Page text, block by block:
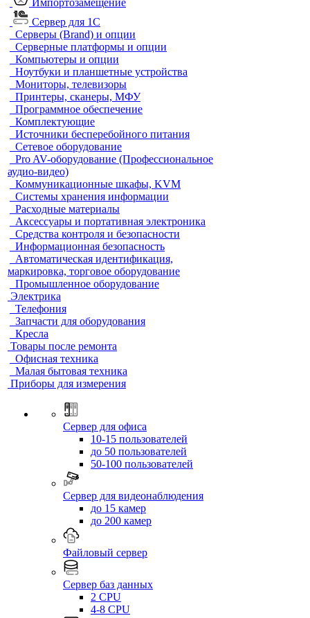
Импортозамещение
Сервер для 1С
Серверы (Brand) и опции
Серверные платформы и опции
Компьютеры и опции
Ноутбуки и планшетные устройства
Мониторы, телевизоры
Принтеры, сканеры, МФУ
Программное обеспечение
Комплектующие
Источники бесперебойного питания
Сетевое оборудование
Pro AV-оборудование (Профессиональное
аудио-видео)
Коммуникационные шкафы, KVM
Системы хранения информации
Расходные материалы
Аксессуары и портативная электроника
Средства контроля и безопасности
Информационная безопасность
Автоматическая идентификация,
маркировка, торговое оборудование
Промышленное оборудование
Электрика
Телефония
Запчасти для оборудования
Кресла
Товары после ремонта
Офисная техника
Малая бытовая техника
Приборы для измерения
Сервер для офиса
10-15 пользователей
до 50 пользователей
50-100 пользователей
Сервер для видеонаблюдения
до 15 камер
до 200 камер
Файловый сервер
Сервер баз данных
2 CPU
4-8 CPU